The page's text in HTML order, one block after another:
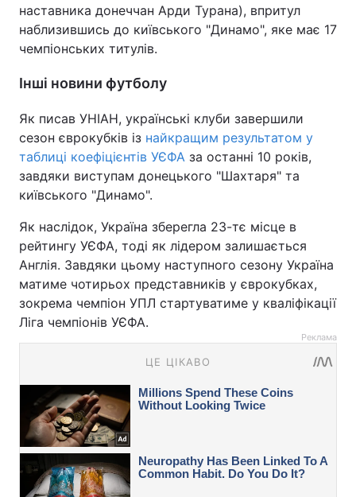
наставника донеччан Арди Турана), впритул
наблизившись до київського "Динамо", яке має 17
чемпіонських титулів.
Інші новини футболу
Як писав УНІАН, українські клуби завершили
сезон єврокубків із найкращим результатом у
таблиці коефіцієнтів УЄФА за останні 10 років,
завдяки виступам донецького "Шахтаря" та
київського "Динамо".
Як наслідок, Україна зберегла 23-тє місце в
рейтингу УЄФА, тоді як лідером залишається
Англія. Завдяки цьому наступного сезону Україна
матиме чотирьох представників у єврокубках,
зокрема чемпіон УПЛ стартуватиме у кваліфікації
Ліга чемпіонів УЄФА.
Реклама